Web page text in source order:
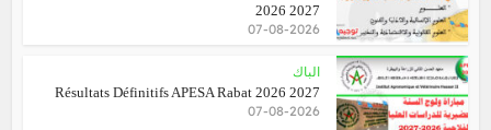
2026 2027
07-08-2026
الباك
Résultats Définitifs APESA Rabat 2026 2027
07-08-2026